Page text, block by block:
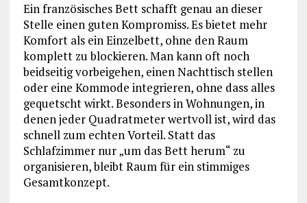
Ein französisches Bett schafft genau an dieser
Stelle einen guten Kompromiss. Es bietet mehr
Komfort als ein Einzelbett, ohne den Raum
komplett zu blockieren. Man kann oft noch
beidseitig vorbeigehen, einen Nachttisch stellen
oder eine Kommode integrieren, ohne dass alles
gequetscht wirkt. Besonders in Wohnungen, in
denen jeder Quadratmeter wertvoll ist, wird das
schnell zum echten Vorteil. Statt das
Schlafzimmer nur „um das Bett herum“ zu
organisieren, bleibt Raum für ein stimmiges
Gesamtkonzept.